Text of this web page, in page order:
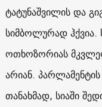
ტატუნაშვილის და
სიმბოლურად
ოთხოზორიას
არიან.
თანახმად, სიაში